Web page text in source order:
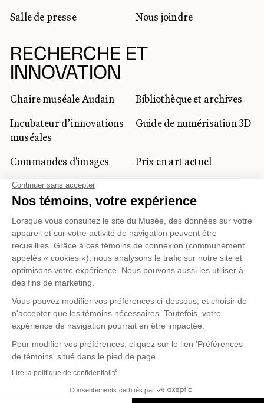
Salle de presse
Nous joindre
RECHERCHE ET
INNOVATION
Chaire muséale Audain
Bibliothèque et archives
Incubateur d’innovations
muséales
Guide de numérisation 3D
Commandes d'images
Prix en art actuel
Prix Lynne-Cohen
CLIENTÈLE CORPORATIVE
ET PRIVÉE
Location d'espaces
Activités corporatives
professionnels du
tourisme
Gestion des témoinsPolitique de confidentialité
Conditions d'utilisation Politique d'achat en ligne
© 2026 MUSÉE NATIONAL DES BEAUX-ARTS DU